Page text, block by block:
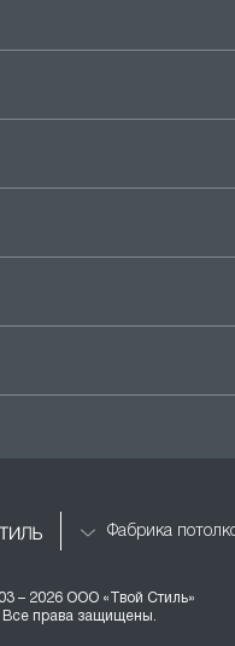
Фабрика
– 2026 ООО «Твой Стиль»
Все права защищены.